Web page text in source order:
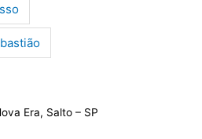
Era, Salto – SP